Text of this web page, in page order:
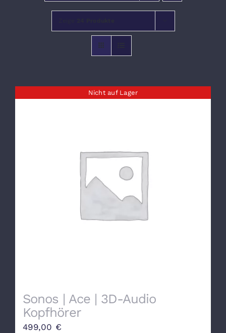
VERANSTALTUNGEN
Nicht auf Lager
Sonos | Ace | 3D-Audio
Kopfhörer
499,00 €